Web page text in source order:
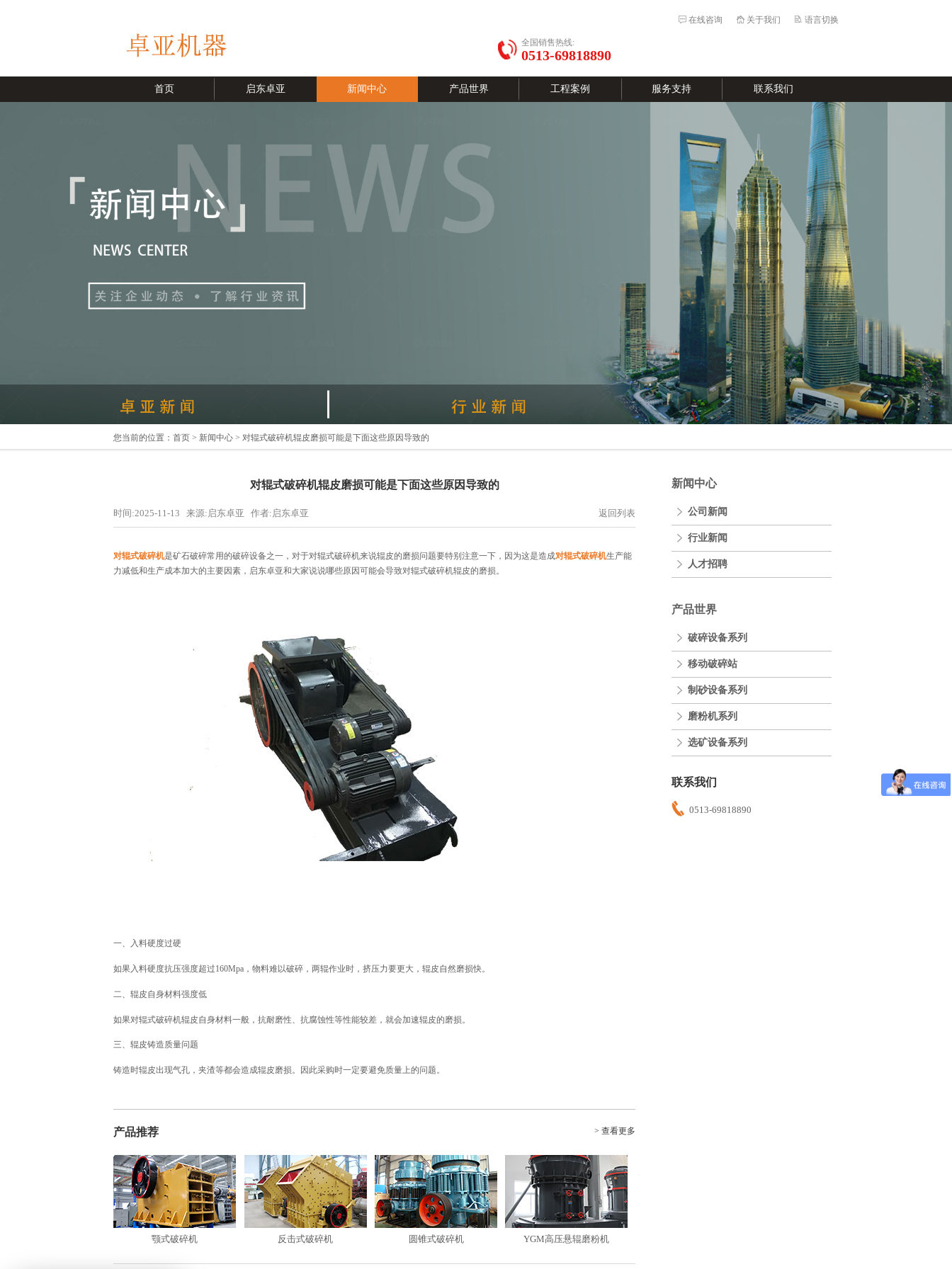
语言切换
关于我们
在线咨询
全国销售热线:
0513-69818890
首页 启东卓亚 新闻中心 产品世界 工程案例 服务支持 联系我们
您当前的位置： 首页 > 新闻中心 > 对辊式破碎机辊皮磨损可能是下面这些原因导致的
对辊式破碎机辊皮磨损可能是下面这些原因导致的
时间:2025-11-13 来源:启东卓亚 作者:启东卓亚 返回列表
对辊式破碎机是矿石破碎常用的破碎设备之一，对于对辊式破碎机来说辊皮的磨损问题要特别注意一下，因为这是造成对辊式破碎机生产能
力减低和生产成本加大的主要因素，启东卓亚和大家说说哪些原因可能会导致对辊式破碎机辊皮的磨损。
一、入料硬度过硬
如果入料硬度抗压强度超过160Mpa，物料难以破碎，两辊作业时，挤压力要更大，辊皮自然磨损快。
二、辊皮自身材料强度低
如果对辊式破碎机辊皮自身材料一般，抗耐磨性、抗腐蚀性等性能较差，就会加速辊皮的磨损。
三、辊皮铸造质量问题
铸造时辊皮出现气孔，夹渣等都会造成辊皮磨损。因此采购时一定要避免质量上的问题。
产品推荐 > 查看更多
颚式破碎机 反击式破碎机 圆锥式破碎机 YGM高压悬辊磨粉机
新闻中心
公司新闻
行业新闻
人才招聘
产品世界
破碎设备系列
移动破碎站
制砂设备系列
磨粉机系列
选矿设备系列
联系我们
0513-69818890